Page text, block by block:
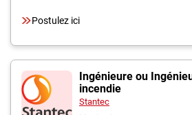
Postulez ici
Ingénieure ou
incendie
Stantec